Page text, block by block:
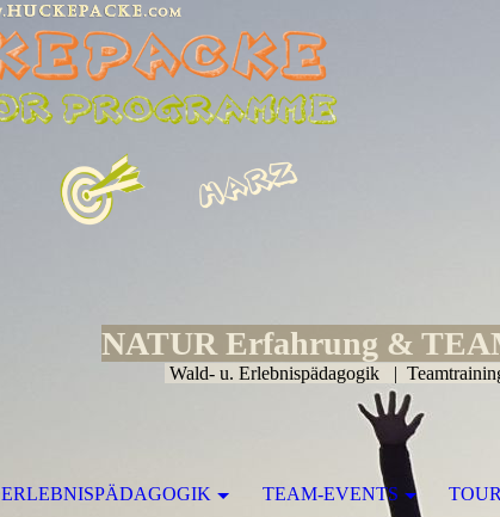
NATUR Erfahrung &
Wald- u. Erlebnispädagogik |
ERLEBNISPÄDAGOGIK TEAM-EVENTS